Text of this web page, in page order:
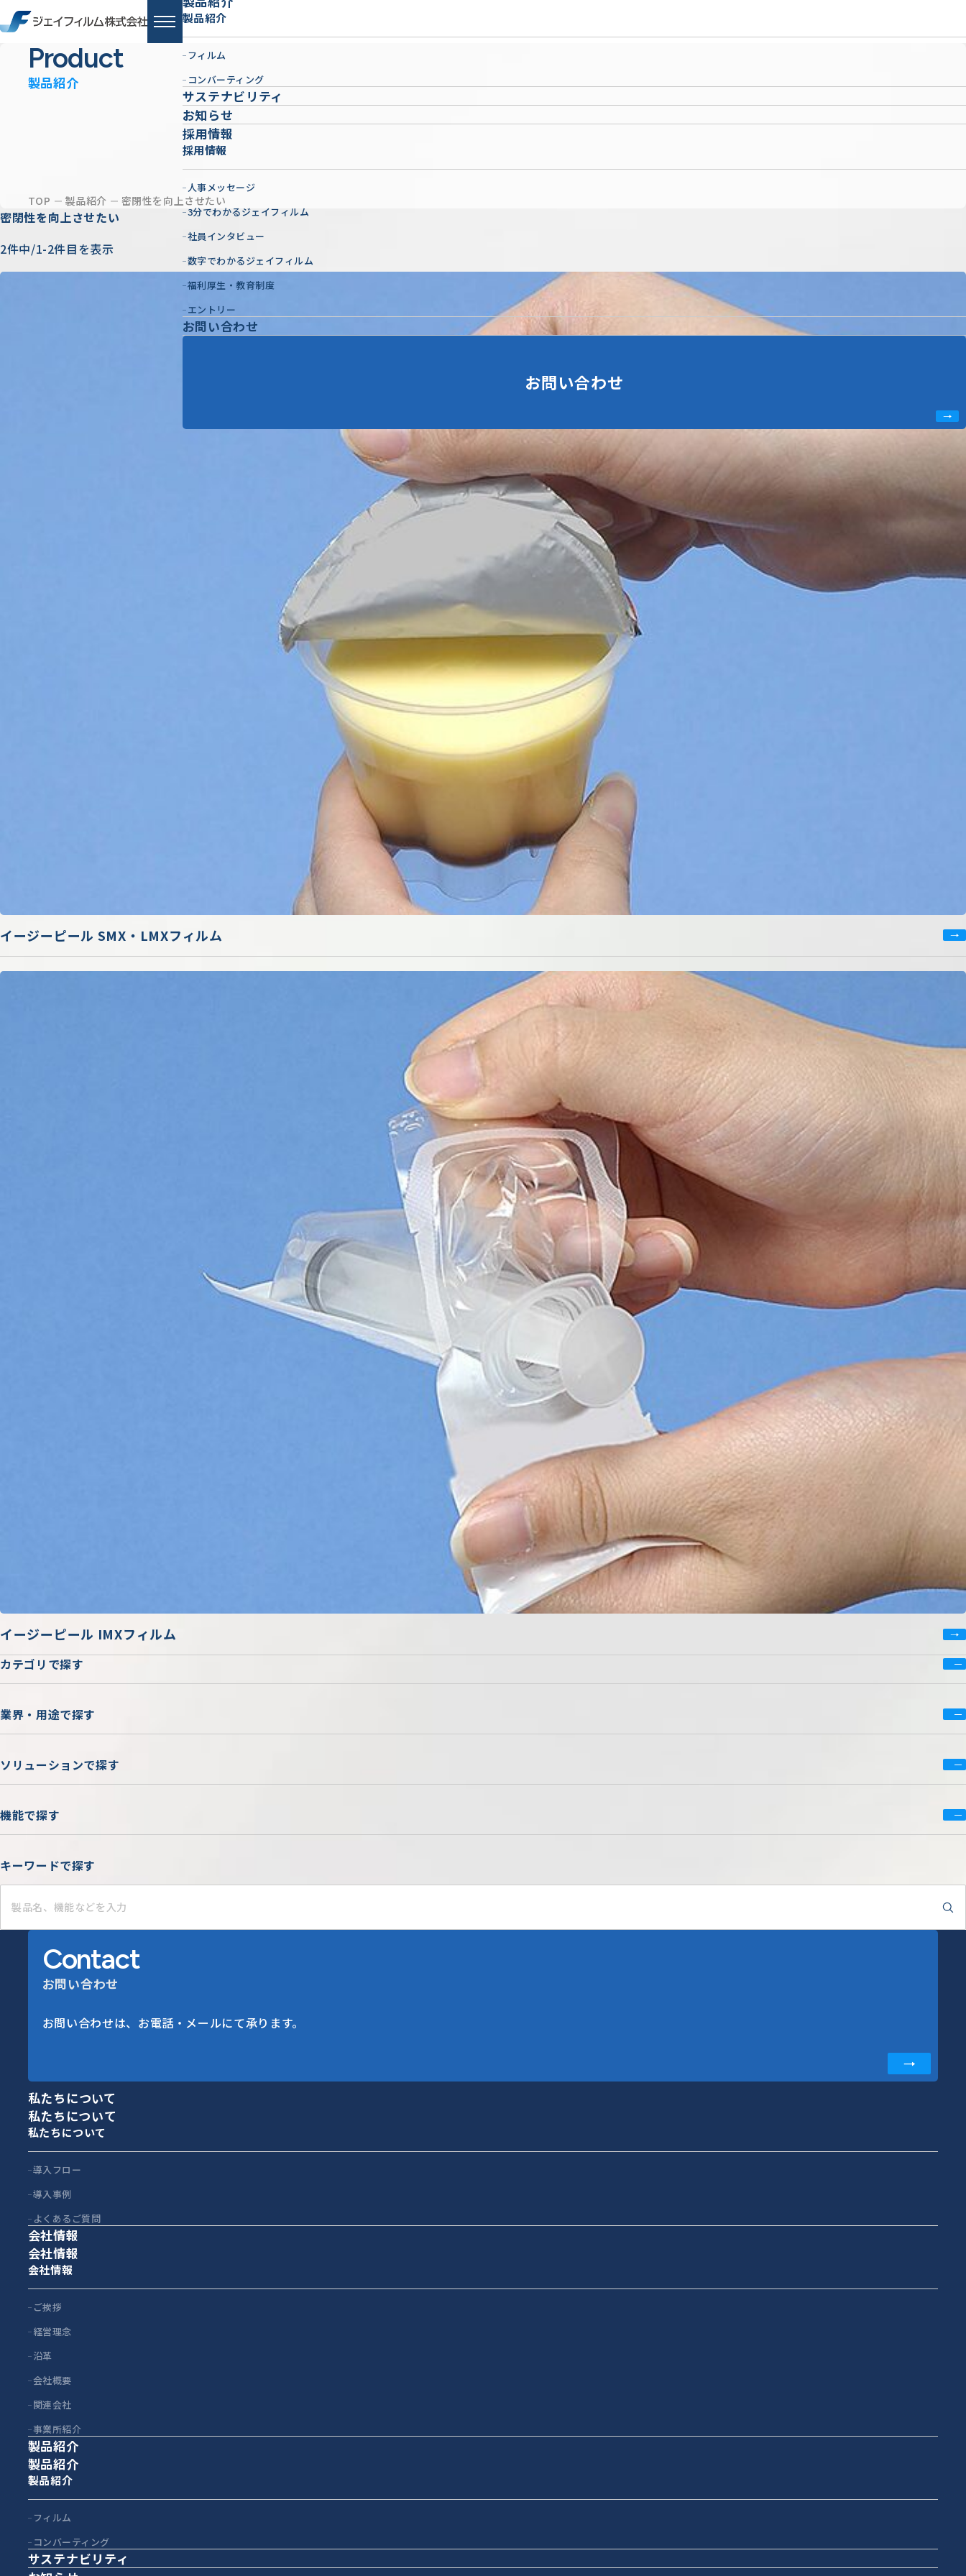
製品紹介
フィルム
コンバーティング
サステナビリティ
お知らせ
採用情報
採用情報
人事メッセージ
3分でわかるジェイフィルム
社員インタビュー
数字でわかるジェイフィルム
福利厚生・教育制度
エントリー
お問い合わせ
お問い合わせ
Product
製品紹介
TOP 製品紹介 密閉性を向上させたい
密閉性を向上させたい
2件中/1-2件目を表示
イージーピール SMX・LMXフィルム
イージーピール IMXフィルム
カテゴリで探す
業界・用途で探す
ソリューションで探す
機能で探す
キーワードで探す
Contact
お問い合わせ
お問い合わせは、お電話・メールにて承ります。
私たちについて
私たちについて
私たちについて
導入フロー
導入事例
よくあるご質問
会社情報
会社情報
会社情報
ご挨拶
経営理念
沿革
会社概要
関連会社
事業所紹介
製品紹介
製品紹介
製品紹介
フィルム
コンバーティング
サステナビリティ